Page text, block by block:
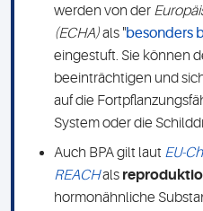
werden von der
(ECHA)als "besonders
eingestuft. Sie können
beeinträchtigen und
auf die
System oder die
Auch BPA gilt laut EU-
REACHals
hormonähnliche